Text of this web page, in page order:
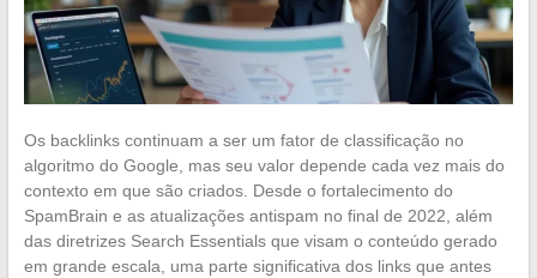
Os backlinks continuam a ser um fator de classificação no
algoritmo do Google, mas seu valor depende cada vez mais do
contexto em que são criados. Desde o fortalecimento do
SpamBrain e as atualizações antispam no final de 2022, além
das diretrizes Search Essentials que visam o conteúdo gerado
em grande escala, uma parte significativa dos links que antes